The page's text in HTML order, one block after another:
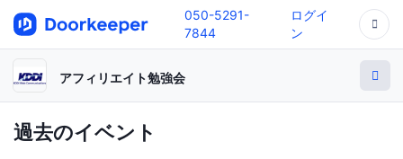
050-5291-
7844
ログイ
ン
アフィリエイト勉強会
過去のイベント